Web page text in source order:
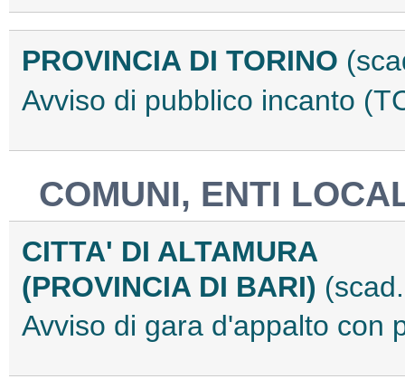
PROVINCIA DI TORINO
Avviso di pubblico incanto
COMUNI, ENTI
CITTA' DI ALTAMURA
(PROVINCIA DI BARI)
Avviso di gara d'appalto con